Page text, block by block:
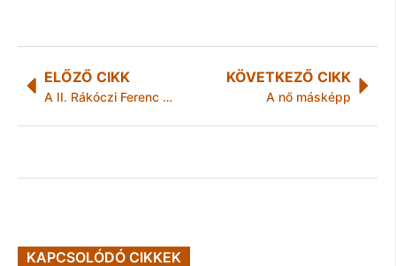
ELŐZŐ CIKK
A II. Rákóczi Ferenc Megyei és Városi Könyvtár programjai
KÖVETKEZŐ CIKK
A nő másképp
KAPCSOLÓDÓ CIKKEK